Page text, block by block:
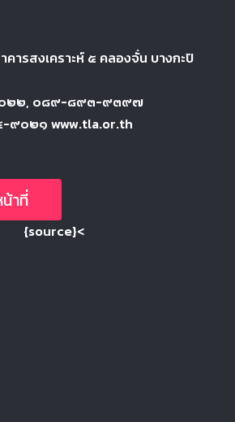
คารสงเคราะห์ ๕ คลองจั่น บางกะปิ
๒๒, ๐๘๙-๘๙๓-๙๓๙๗
๐๒๑ www.tla.or.th
าที่
{source}<